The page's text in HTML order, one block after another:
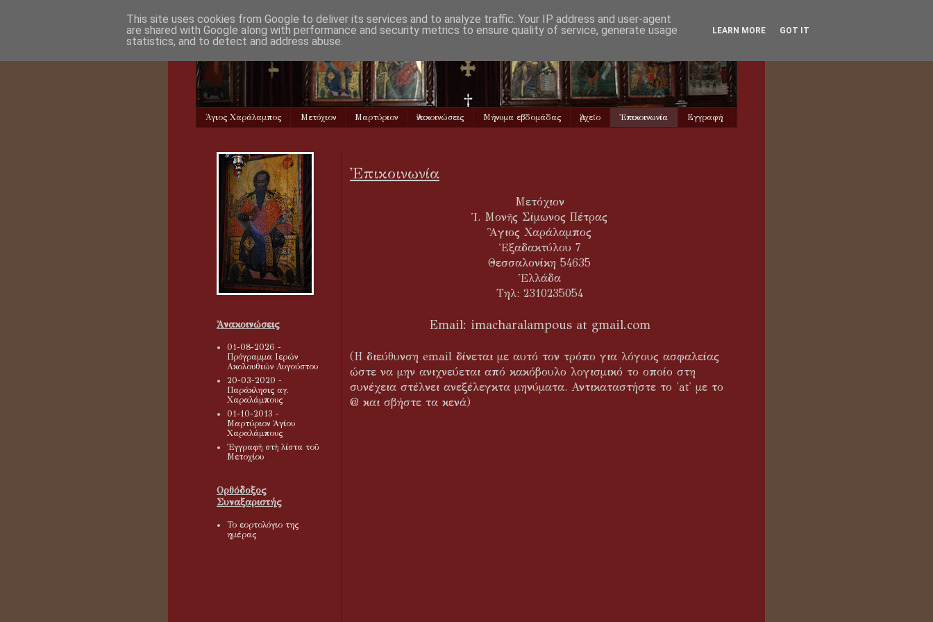
Άγιος Χαράλαμπος Μετόχιον Μαρτύριον Ἀνακοινώσεις Μήνυμα εβδομάδας Ἀρχεῖο Ἐπικοινωνία Εγγραφή
Ἐπικοινωνία
Μετόχιον
Ἱ. Μονῆς Σίμωνος Πέτρας
Ἃγιος Χαράλαμπος
Ἑξαδακτύλου 7
Θεσσαλονίκη 54635
Ἑλλάδα
Τηλ: 2310235054
Email: imacharalampous at gmail.com
(Η διεύθυνση email δίνεται με αυτό τον τρόπο για λόγους ασφαλείας
ώστε να μην ανιχνεύεται από κακόβουλο λογισμικό το οποίο στη
συνέχεια στέλνει ανεξέλεγκτα μηνύματα. Αντικαταστήστε το 'at' με το
@ και σβήστε τα κενά)
Ἀνακοινώσεις
01-08-2026 -
Πρόγραμμα Ιερών
Ακολουθιών Αυγούστου
20-03-2020 -
Παράκλησις αγ.
Χαραλάμπους
01-10-2013 -
Μαρτύριον Ἁγίου
Χαραλάμπους
Ἐγγραφὴ στὴ λίστα τοῦ
Μετοχίου
Ορθόδοξος
Συναξαριστής
Το εορτολόγιο της
ημέρας
This site uses cookies from Google to deliver its services and to analyze traffic. Your IP address and user-agent
are shared with Google along with performance and security metrics to ensure quality of service, generate usage
statistics, and to detect and address abuse.
LEARN MORE GOT IT